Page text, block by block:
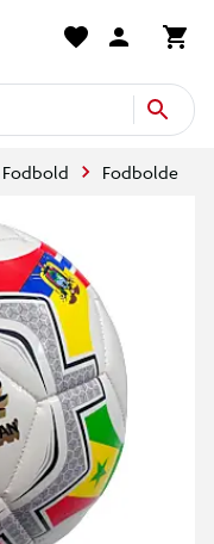
Fodbold Fodbolde